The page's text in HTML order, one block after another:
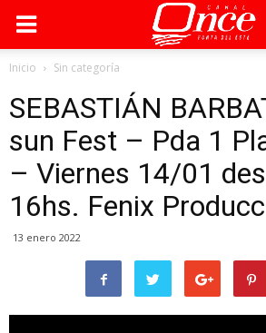
Inicio Sin categoría
SEBASTIÁN
sun Fest – Pda 1
– Viernes 14/01
16hs. Fenix
13 enero 2022